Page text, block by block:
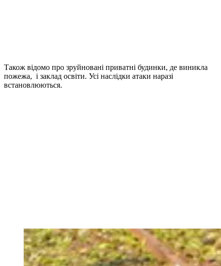
Також відомо про зруйновані приватні будинки, де виникла
пожежа, і заклад освіти. Усі наслідки атаки наразі
встановлюються.